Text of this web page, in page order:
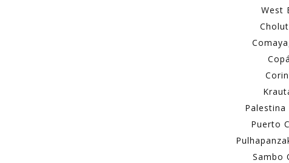
West
Palestina
Puerto
Sambo